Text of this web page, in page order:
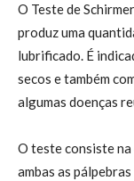
O Teste de
produz uma
lubrificado. É
secos e também
algumas doenças
O teste consiste
ambas as